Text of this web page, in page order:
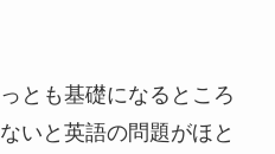
とも基礎になるところ
いと英語の問題がほと